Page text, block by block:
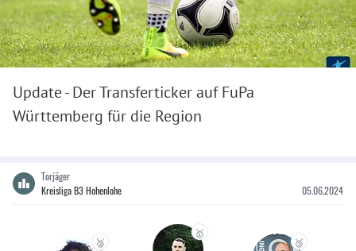
Update - Der Transferticker auf FuPa
Württemberg für die Region
Torjäger
Kreisliga B3 Hohenlohe
05.06.2024
🥈
🥇
🥉